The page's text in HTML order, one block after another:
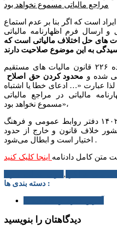
مراجع مالیاتی مسموع نخواهد بود
است که اگر بنا بر عدم استماع
و ارسال فرم اظهارنامه مالیاتی
های حل اختلاف مالیاتی است که
به اين موضوع صلاحیت دارند
و از طرف ديگر در تبصره ماده ۲۲۶ قانون مالیات های مستقیم
شده و محدود کردن حق اصلاح
لذا عبارت «… ادعای خطا يا اشتباه
مالیاتی در مراجع مالیاتی
مسموع نخواهد بود»،
در انتهای اطلاعیه مورخ ۱۴۰۲/۲/۲۰ دفتر روابط عمومی و فرهنگ
خلاف قانون و خارج از حدود
اختیار است و ابطال می‌شود .
متن کامل دادنامه
,
دسته بندی ها :
دیدگاهتان را بنویسید